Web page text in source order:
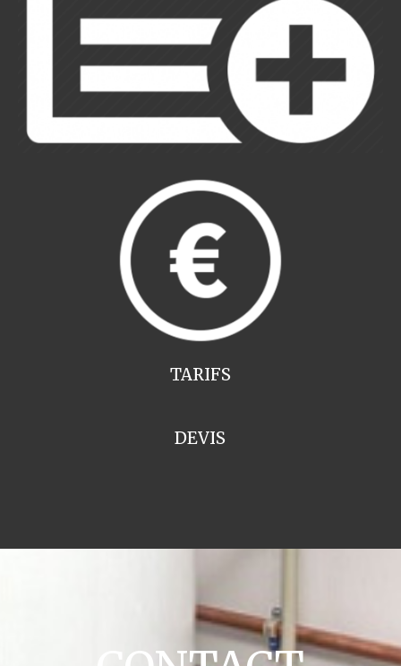
TARIFS
DEVIS